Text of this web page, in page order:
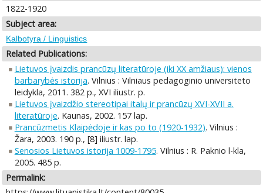
1822-1920
Subject area:
Kalbotyra / Linguistics
Related Publications:
Lietuvos įvaizdis prancūzų literatūroje (iki XX amžiaus): vienos
barbarybės istorija. Vilnius : Vilniaus pedagoginio universiteto
leidykla, 2011. 382 p., XVI iliustr. p.
Lietuvos įvaizdžio stereotipai italų ir prancūzų XVI-XVII a.
literatūroje. Kaunas, 2002. 157 lap.
Prancūzmetis Klaipėdoje ir kas po to (1920-1932). Vilnius :
Žara, 2003. 190 p., [8] iliustr. lap.
Senosios Lietuvos istorija 1009-1795. Vilnius : R. Paknio l-kla,
2005. 485 p.
Permalink: